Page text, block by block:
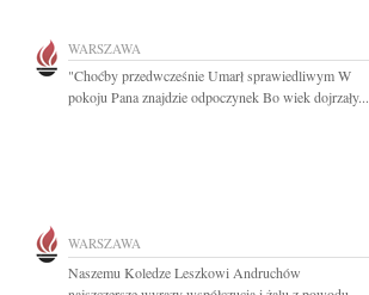
WARSZAWA
"Choćby przedwcześnie Umarł sprawiedliwym W
pokoju Pana znajdzie odpoczynek Bo wiek dojrzały...
WARSZAWA
Naszemu Koledze Leszkowi Andruchów